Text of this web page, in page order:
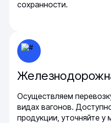
сохранности.
Осуществляем
видах вагонов.
продукции, уточняйте у